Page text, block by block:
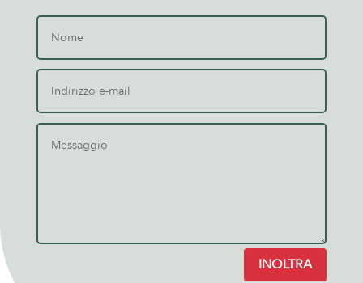
INOLTRA